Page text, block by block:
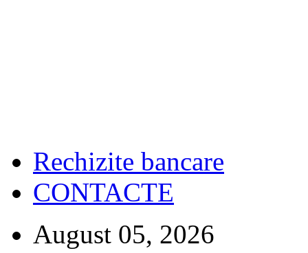
Rechizite bancare
CONTACTE
August 05, 2026